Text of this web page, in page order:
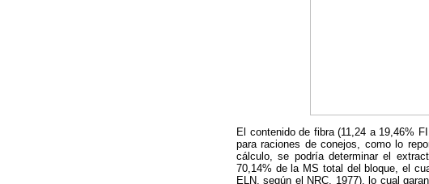
El contenido de fibra (11,24 a 19,46%
para raciones de conejos, como lo
cálculo, se podría determinar el
70,14% de la MS total del bloque, el
ELN, según el NRC, 1977), lo cual